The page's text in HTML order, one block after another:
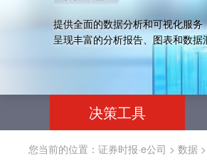
提供全面的数据分析和可视化服
呈现丰富的分析报告、图表和数据
决策工具
您当前的位置： 证券时报·e公司 > 数据 >